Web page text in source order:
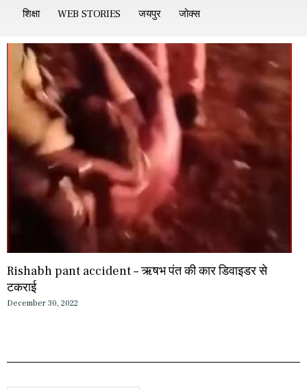
शिक्षा WEB STORIES जयपुर जोक्स
Rishabh pant accident – ऋषभ पंत की कार डिवाइडर से
टकराई
December 30, 2022